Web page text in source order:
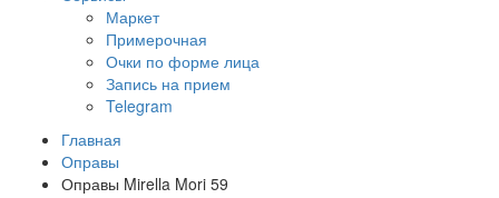
Маркет
Примерочная
Очки по форме лица
Запись на прием
Telegram
Главная
Оправы
Оправы Mirella Mori 59